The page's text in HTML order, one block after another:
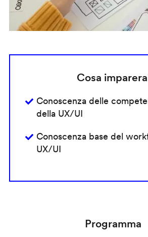
Cosa
Conoscenza delle
della UX/UI
Conoscenza base del
UX/UI
Programma